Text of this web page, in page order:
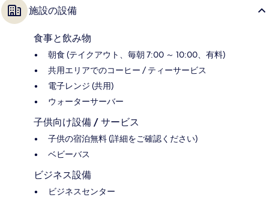
施設の設備
食事と飲み物
朝食 (テイクアウト、毎朝 7:00 ～ 10:00、有料)
共用エリアでのコーヒー / ティーサービス
電子レンジ (共用)
ウォーターサーバー
子供向け設備 / サービス
子供の宿泊無料 (詳細をご確認ください)
ベビーバス
ビジネス設備
ビジネスセンター